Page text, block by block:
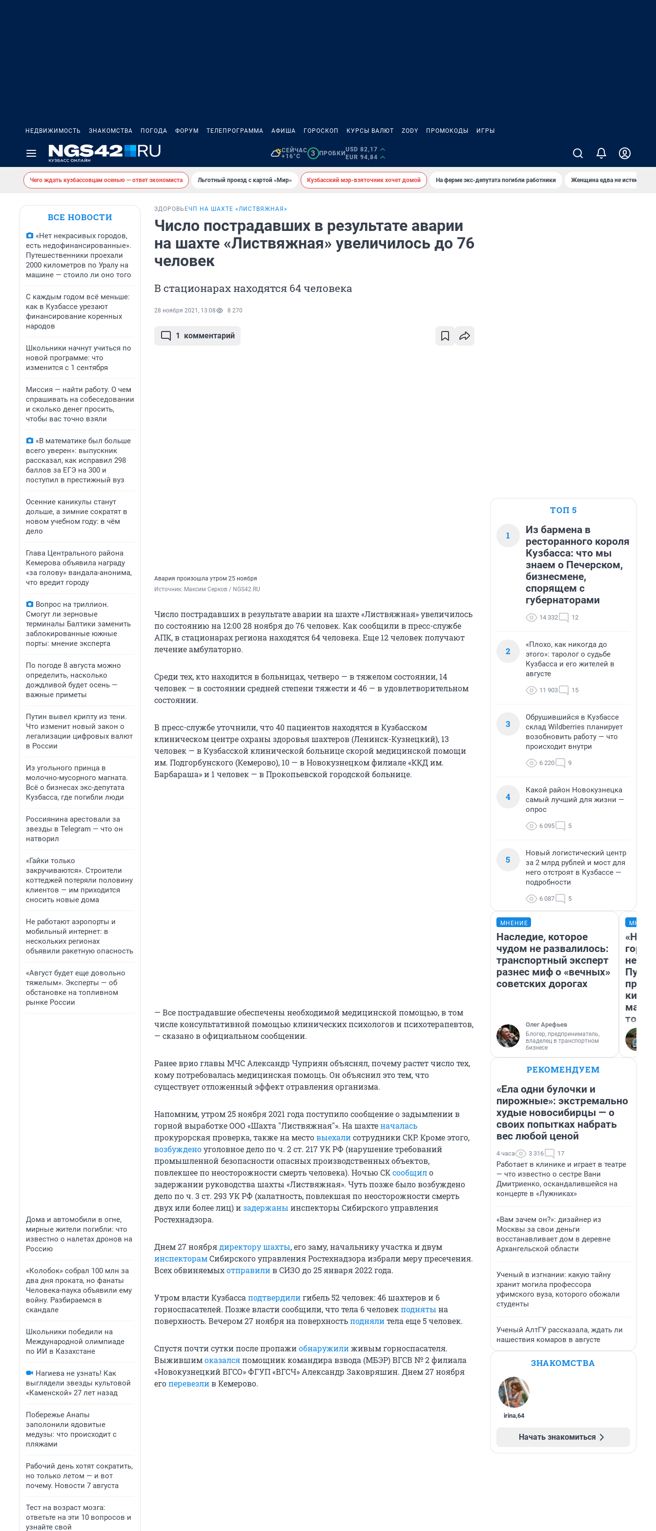
НЕДВИЖИМОСТЬ ЗНАКОМСТВА ПОГОДА ФОРУМ ТЕЛЕПРОГРАММА АФИША ГОРОСКОП КУРСЫ ВАЛЮТ ZODY ПРОМОКОДЫ ИГРЫ
СЕЙЧАС
+16°C
3 ПРОБКИ
USD 82,17
EUR 94,84
Чего ждать кузбассовцам осенью — ответ экономиста Льготный проезд с картой «Мир» Кузбасский мэр-взяточник хочет домой На ферме экс-депутата погибли работники Женщина едва не истекла
ВСЕ НОВОСТИ
«Нет некрасивых городов,
есть недофинансированные».
Путешественники проехали
2000 километров по Уралу на
машине — стоило ли оно того
С каждым годом всё меньше:
как в Кузбассе урезают
финансирование коренных
народов
Школьники начнут учиться по
новой программе: что
изменится с 1 сентября
Миссия — найти работу. О чем
спрашивать на собеседовании
и сколько денег просить,
чтобы вас точно взяли
«В математике был больше
всего уверен»: выпускник
рассказал, как исправил 298
баллов за ЕГЭ на 300 и
поступил в престижный вуз
Осенние каникулы станут
дольше, а зимние сократят в
новом учебном году: в чём
дело
Глава Центрального района
Кемерова объявила награду
«за голову» вандала-анонима,
что вредит городу
Вопрос на триллион.
Смогут ли зерновые
терминалы Балтики заменить
заблокированные южные
порты: мнение эксперта
По погоде 8 августа можно
определить, насколько
дождливой будет осень —
важные приметы
Путин вывел крипту из тени.
Что изменит новый закон о
легализации цифровых валют
в России
Из угольного принца в
молочно-мусорного магната.
Всё о бизнесах экс-депутата
Кузбасса, где погибли люди
Россиянина арестовали за
звезды в Telegram — что он
натворил
«Гайки только
закручиваются». Строители
коттеджей потеряли половину
клиентов — им приходится
сносить новые дома
Не работают аэропорты и
мобильный интернет: в
нескольких регионах
объявили ракетную опасность
«Август будет еще довольно
тяжелым». Эксперты — об
обстановке на топливном
рынке России
Дома и автомобили в огне,
мирные жители погибли: что
известно о налетах дронов на
Россию
«Колобок» собрал 100 млн за
два дня проката, но фанаты
Человека-паука объявили ему
войну. Разбираемся в
скандале
Школьники победили на
Международной олимпиаде
по ИИ в Казахстане
Нагиева не узнать! Как
выглядели звезды культовой
«Каменской» 27 лет назад
Побережье Анапы
заполонили ядовитые
медузы: что происходит с
пляжами
Рабочий день хотят сократить,
но только летом — и вот
почему. Новости 7 августа
Тест на возраст мозга:
ответьте на эти 10 вопросов и
узнайте свой
ЗДОРОВЬЕЧП НА ШАХТЕ «ЛИСТВЯЖНАЯ»
Число пострадавших в результате аварии
на шахте «Листвяжная» увеличилось до 76
человек
В стационарах находятся 64 человека
28 ноября 2021, 13:08 8 270
1 комментарий
Авария произошла утром 25 ноября
Источник: Максим Серков / NGS42.RU
Число пострадавших в результате аварии на шахте «Листвяжная» увеличилось
по состоянию на 12:00 28 ноября до 76 человек. Как сообщили в пресс-службе
АПК, в стационарах региона находятся 64 человека. Еще 12 человек получают
лечение амбулаторно.
Среди тех, кто находится в больницах, четверо — в тяжелом состоянии, 14
человек — в состоянии средней степени тяжести и 46 — в удовлетворительном
состоянии.
В пресс-службе уточнили, что 40 пациентов находятся в Кузбасском
клиническом центре охраны здоровья шахтеров (Ленинск-Кузнецкий), 13
человек — в Кузбасской клинической больнице скорой медицинской помощи
им. Подгорбунского (Кемерово), 10 — в Новокузнецком филиале «ККД им.
Барбараша» и 1 человек — в Прокопьевской городской больнице.
— Все пострадавшие обеспечены необходимой медицинской помощью, в том
числе консультативной помощью клинических психологов и психотерапевтов,
— сказано в официальном сообщении.
Ранее врио главы МЧС Александр Чуприян объяснял, почему растет число тех,
кому потребовалась медицинская помощь. Он объяснил это тем, что
существует отложенный эффект отравления организма.
Напомним, утром 25 ноября 2021 года поступило сообщение о задымлении в
горной выработке ООО «Шахта "Листвяжная"». На шахтеначалась
прокурорская проверка, также на местовыехалисотрудники СКР. Кроме этого,
возбужденоуголовное дело по ч. 2 ст. 217 УК РФ (нарушение требований
промышленной безопасности опасных производственных объектов,
повлекшее по неосторожности смерть человека). Ночью СКсообщило
задержании руководства шахты «Листвяжная». Чуть позже было возбуждено
дело по ч. 3 ст. 293 УК РФ (халатность, повлекшая по неосторожности смерть
двух или более лиц) изадержаны инспекторы Сибирского управления
Ростехнадзора.
Днем 27 ноябрядиректору шахты, его заму, начальнику участка и двум
инспекторамСибирского управления Ростехнадзора избрали меру пресечения.
Всех обвиняемыхотправилив СИЗО до 25 января 2022 года.
Утром власти Кузбасса подтвердилигибель 52 человек: 46 шахтеров и 6
горноспасателей. Позже власти сообщили, что тела 6 человекподняты на
поверхность. Вечером 27 ноября на поверхностьподнялитела еще 5 человек.
Спустя почти сутки после пропажиобнаружилиживым горноспасателя.
Выжившимоказалсяпомощник командира взвода (МБЭР) ВГСВ № 2 филиала
«Новокузнецкий ВГСО» ФГУП «ВГСЧ» Александр Заковряшин. Днем 27 ноября
егоперевезлив Кемерово.
ТОП 5
1
Из бармена в
ресторанного короля
Кузбасса: что мы
знаем о Печерском,
бизнесмене,
спорящем с
губернаторами
14 332 12
2
«Плохо, как никогда до
этого»: таролог о судьбе
Кузбасса и его жителей в
августе
11 903 15
3
Обрушившийся в Кузбассе
склад Wildberries планирует
возобновить работу — что
происходит внутри
6 220 9
4
Какой район Новокузнецка
самый лучший для жизни —
опрос
6 095 5
5
Новый логистический центр
за 2 млрд рублей и мост для
него отстроят в Кузбассе —
подробности
6 087 5
МНЕНИЕ
Наследие, которое
чудом не развалилось:
транспортный эксперт
разнес миф о «вечных»
советских дорогах
Олег Арефьев
Блогер, предприниматель,
владелец в транспортном
бизнесе
«Нет
того
РЕКОМЕНДУЕМ
«Ела одни булочки и
пирожные»: экстремально
худые новосибирцы — о
своих попытках набрать
вес любой ценой
4 часа 3 316 17
Работает в клинике и играет в театре
— что известно о сестре Вани
Дмитриенко, оскандалившейся на
концерте в «Лужниках»
«Вам зачем он?»: дизайнер из
Москвы за свои деньги
восстанавливает дом в деревне
Архангельской области
Ученый в изгнании: какую тайну
хранит могила профессора
уфимского вуза, которого обожали
студенты
Ученый АлтГУ рассказала, ждать ли
нашествия комаров в августе
ЗНАКОМСТВА
irina,64
Начать знакомиться